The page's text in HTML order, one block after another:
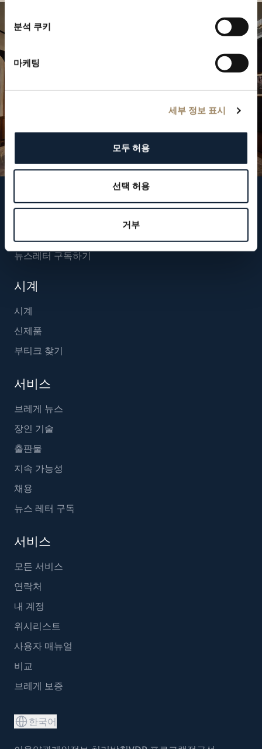
분석 쿠키
마케팅
세부 정보 표시
모두 허용
선택 허용
거부
브레게 팔로우하기
뉴스레터 구독하기
시계
시계
신제품
부티크 찾기
서비스
브레게 뉴스
장인 기술
출판물
지속 가능성
채용
뉴스 레터 구독
서비스
모든 서비스
연락처
내 계정
위시리스트
사용자 매뉴얼
비교
브레게 보증
한국어